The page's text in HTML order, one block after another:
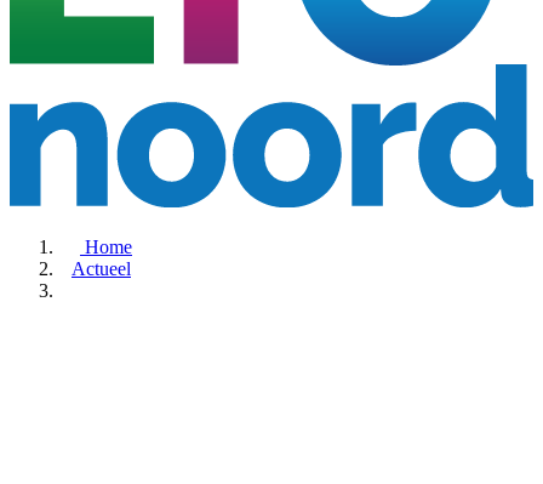
Home
Actueel